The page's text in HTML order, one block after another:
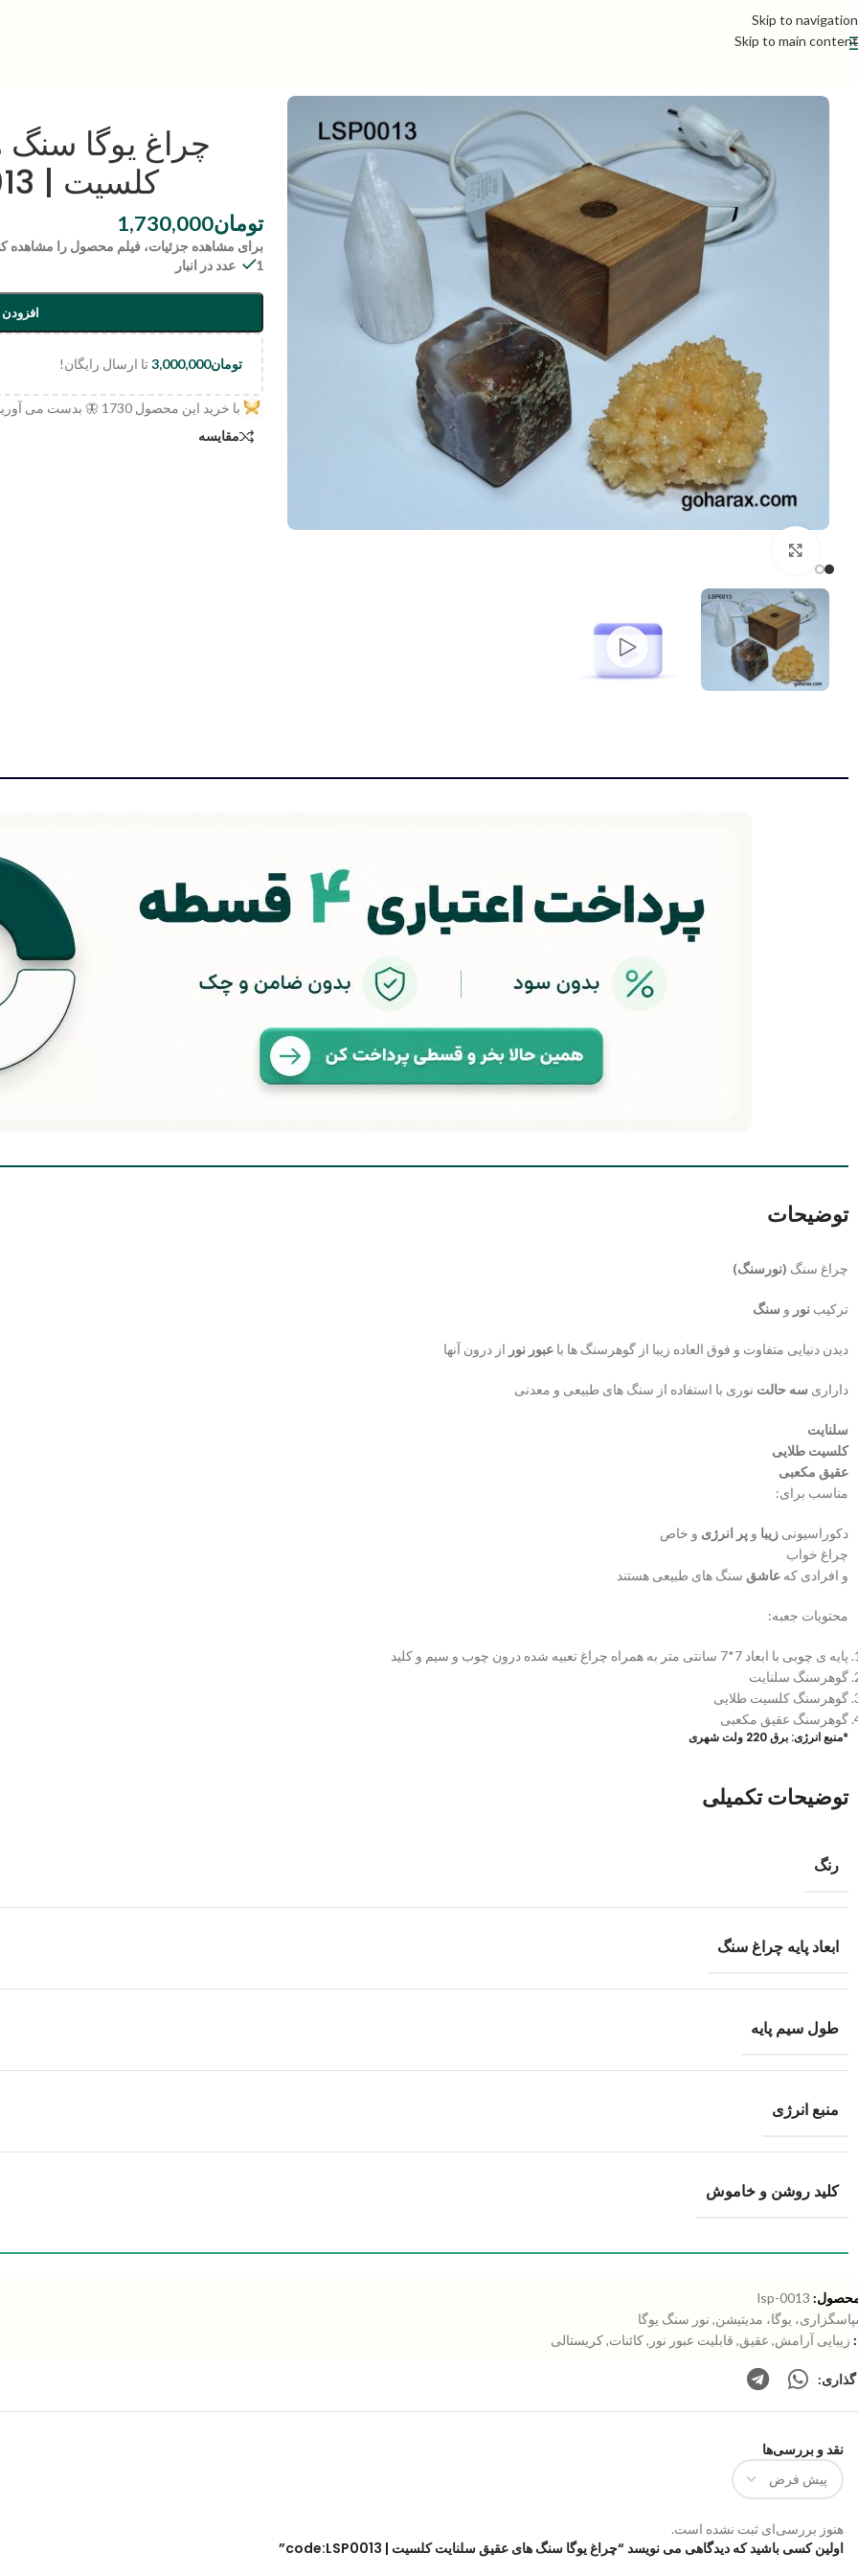
Skip to navigation
Skip to main content
چراغ یوگا
کلسیت | code:LSP0013
تومان1,730,000
برای مشاهده جزئیات، فیلم محصول را مشاهده
1 عدد در انبار
تومان3,000,000تا ارسال رایگان!
با خرید این محصول 1730 🦋 بدست می
مقایسه
توضیحات
چراغ سنگ (نورسنگ)
ترکیب نور و سنگ
دیدن دنیایی متفاوت و فوق العاده زیبا از گوهرسنگ ها با عبور نور از درون آنها
داراری سه حالت نوری با استفاده از سنگ های طبیعی و معدنی
سلنایت
کلسیت طلایی
عقیق مکعبی
مناسب برای:
دکوراسیونی زیبا و پر انرژی و خاص
چراغ خواب
و افرادی که عاشق سنگ های طبیعی هستند
محتویات جعبه:
پایه ی چوبی با ابعاد 7*7 سانتی متر به همراه چراغ تعبیه شده درون چوب و سیم و کلید
گوهرسنگ سلنایت
گوهرسنگ کلسیت طلایی
گوهرسنگ عقیق مکعبی
*منبع انرژی: برق 220 ولت شهری
توضیحات تکمیلی
رنگ
ابعاد پایه چراغ سنگ
طول سیم پایه
منبع انرژی
کلید روشن و خاموش
lsp-0013
یوگا، مدیتیشن, نور سنگ یوگا
زیبایی آرامش, عقیق, قابلیت عبور نور ,کائنات,کریستالی
نقد و بررسی‌ها
هنوز بررسی‌ای ثبت نشده است.
اولین کسی باشید که دیدگاهی می نویسد “چراغ یوگا سنگ های عقیق سلنایت کلسیت | code:LSP0013”